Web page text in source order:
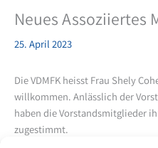
Neues Assoziiertes
25. April 2023
Die VDMFK heisst Frau Shely
willkommen. Anlässlich der
haben die Vorstandsmitglieder
zugestimmt.